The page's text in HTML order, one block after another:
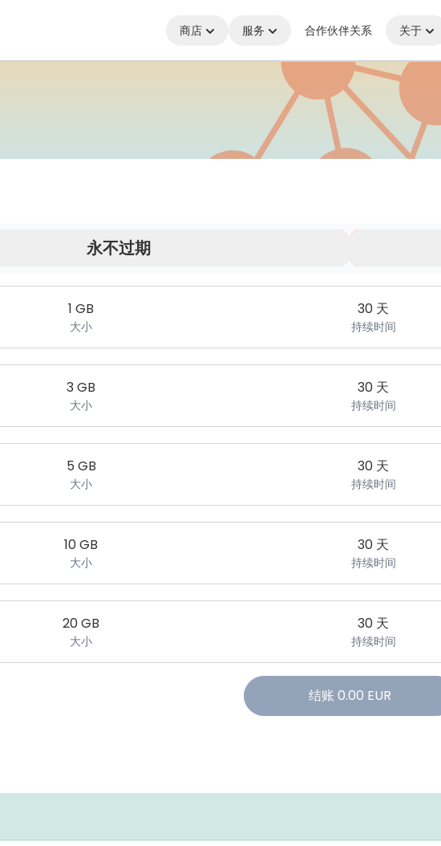
商店 服务 合作伙伴关系 关于
| 无论您身在何处，始终保持连接
永不过期
有效。
1 GB
大小
30 天
持续时间
3GB
大小
30 天
持续时间
5 GB
大小
30 天
持续时间
10GB
大小
30 天
持续时间
20GB
大小
30 天
持续时间
结账 0.00 EUR